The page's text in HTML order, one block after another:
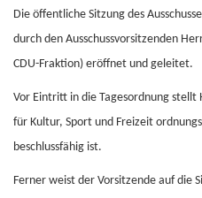
Die öffentliche Sitzung des
durch den Ausschussvorsitzenden
CDU-Fraktion) eröffnet und geleitet.
Vor Eintritt in die Tagesordnung stellt
für Kultur, Sport und Freizeit
beschlussfähig ist.
Ferner weist der Vorsitzende auf die